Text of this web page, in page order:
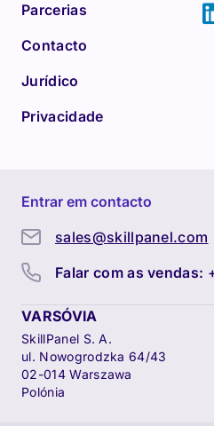
Parcerias
Contacto
Jurídico
Privacidade
Entrar em contacto
sales@skillpanel.com
Falar com as vendas:
VARSÓVIA
SkillPanel S. A.
ul. Nowogrodzka 64/43
02-014 Warszawa
Polónia